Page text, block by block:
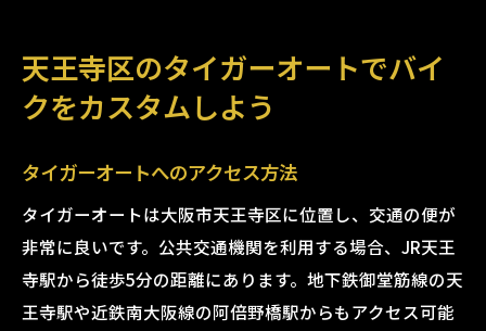
天王寺区のタイガーオートでバイ
クをカスタムしよう
タイガーオートへのアクセス方法
タイガーオートは大阪市天王寺区に位置し、交通の便が
非常に良いです。公共交通機関を利用する場合、JR天王
寺駅から徒歩5分の距離にあります。地下鉄御堂筋線の天
王寺駅や近鉄南大阪線の阿倍野橋駅からもアクセス可能